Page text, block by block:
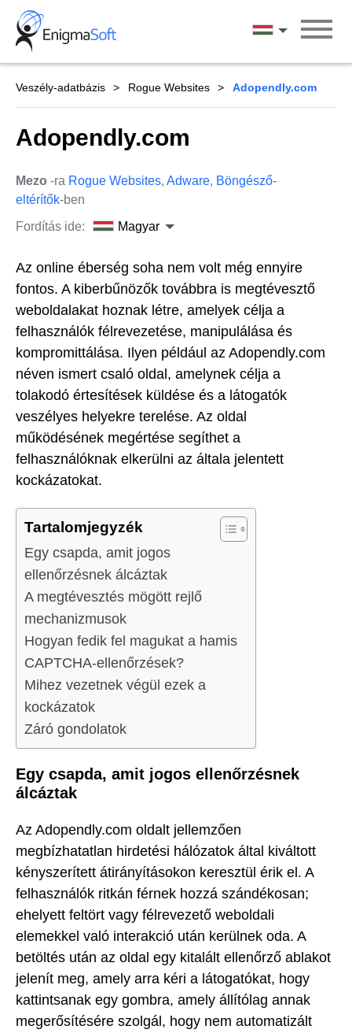
Skip
content
Magyar
Veszély-adatbázis Rogue Websites Adopendly.com
Adopendly.com
Mezo -ra Rogue Websites, Adware, Böngésző-
eltérítők-ben
Fordítás ide:
Magyar
Az online éberség soha nem volt még ennyire
fontos. A kiberbűnözők továbbra is megtévesztő
weboldalakat hoznak létre, amelyek célja a
felhasználók félrevezetése, manipulálása és
kompromittálása. Ilyen például az Adopendly.com
néven ismert csaló oldal, amelynek célja a
tolakodó értesítések küldése és a látogatók
veszélyes helyekre terelése. Az oldal
működésének megértése segíthet a
felhasználóknak elkerülni az általa jelentett
kockázatokat.
Tartalomjegyzék
Egy csapda, amit jogos
ellenőrzésnek álcáztak
A megtévesztés mögött rejlő
mechanizmusok
Hogyan fedik fel magukat a hamis
CAPTCHA-ellenőrzések?
Mihez vezetnek végül ezek a
kockázatok
Záró gondolatok
Egy csapda, amit jogos ellenőrzésnek
álcáztak
Az Adopendly.com oldalt jellemzően
megbízhatatlan hirdetési hálózatok által kiváltott
kényszerített átirányításokon keresztül érik el. A
felhasználók ritkán férnek hozzá szándékosan;
ehelyett feltört vagy félrevezető weboldali
elemekkel való interakció után kerülnek oda. A
betöltés után az oldal egy kitalált ellenőrző ablakot
jelenít meg, amely arra kéri a látogatókat, hogy
kattintsanak egy gombra, amely állítólag annak
megerősítésére szolgál, hogy nem automatizált